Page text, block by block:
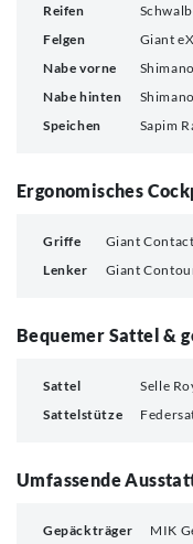
Reifen
Felgen
Giant
Nabe vorne
Nabe hinten
Speichen
Sapim
Ergonomisches
Griffe
Giant
Lenker
Giant
Bequemer Sattel &
Sattel
Selle
Sattelstütze
Umfassende
Gepäckträger
MIK